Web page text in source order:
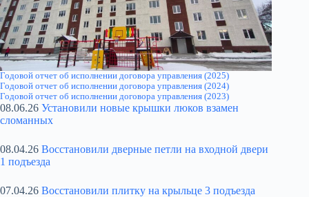
Годовой отчет об исполнении договора управления (2025)
Годовой отчет об исполнении договора управления (2024)
Годовой отчет об исполнении договора управления (2023)
08.06.26 Установили новые крышки люков взамен
сломанных
08.04.26 Восстановили дверные петли на входной двери
1 подъезда
07.04.26 Восстановили плитку на крыльце 3 подъезда